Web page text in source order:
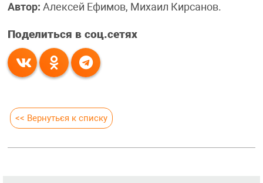
Автор: Алексей Ефимов, Михаил Кирсанов.
Поделиться в соц.сетях
<< Вернуться к списку